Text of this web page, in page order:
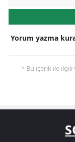
Yorum yazma
* Bu içerik ile ilgili